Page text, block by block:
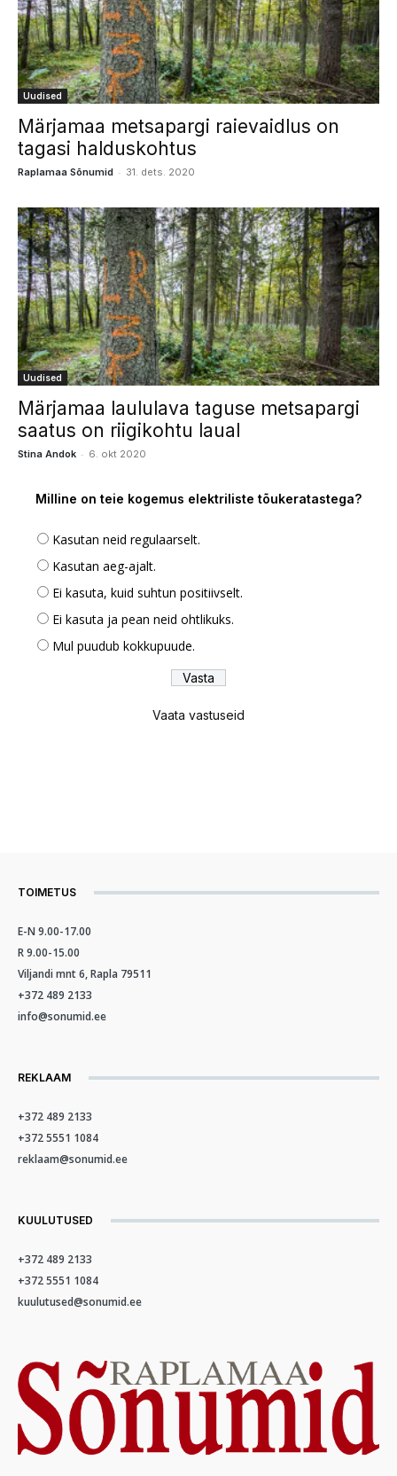
Uudised
Märjamaa metsapargi raievaidlus on
tagasi halduskohtus
Raplamaa Sõnumid - 31. dets. 2020
Uudised
Märjamaa laululava taguse metsapargi
saatus on riigikohtu laual
Stina Andok - 6. okt 2020
Milline on teie kogemus elektriliste tõukeratastega?
Kasutan neid regulaarselt.
Kasutan aeg-ajalt.
Ei kasuta, kuid suhtun positiivselt.
Ei kasuta ja pean neid ohtlikuks.
Mul puudub kokkupuude.
Vaata vastuseid
TOIMETUS
E-N 9.00-17.00
R 9.00-15.00
Viljandi mnt 6, Rapla 79511
+372 489 2133
info@sonumid.ee
REKLAAM
+372 489 2133
+372 5551 1084
reklaam@sonumid.ee
KUULUTUSED
+372 489 2133
+372 5551 1084
kuulutused@sonumid.ee